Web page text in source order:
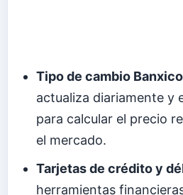
Tipo de cambio
actualiza diariamente y
para calcular el precio
el mercado.
Tarjetas de crédito y
herramientas